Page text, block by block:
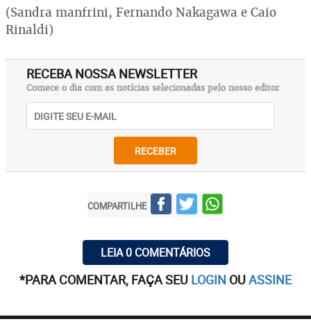
(Sandra manfrini, Fernando Nakagawa e Caio
Rinaldi)
RECEBA NOSSA NEWSLETTER
Comece o dia com as notícias selecionadas pelo nosso editor
RECEBER
COMPARTILHE
LEIA 0 COMENTÁRIOS
*PARA COMENTAR, FAÇA SEU LOGIN OUASSINE